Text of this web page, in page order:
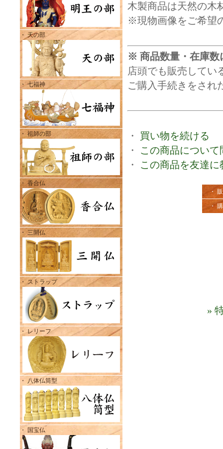
・ 天の部
・ 七福神
・ 祖師の部
・ 香合仏
・ 三開仏
・ ストラップ
・ レリーフ
・ 八体仏筒型
・ 国宝仏
木製商品は天然の木
※現物画像をご希望
※ 商品数量・在庫
店頭でも販売してい
ご購入手続きをされ
・ 買い物を続ける
・ この商品につい
・ この商品を友達に
・
・
»